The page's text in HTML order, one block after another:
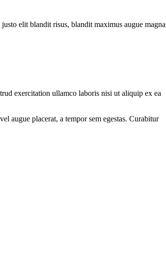
elit blandit risus, blandit maximus augue magna
exercitation ullamco laboris nisi ut aliquip ex ea
augue placerat, a tempor sem egestas. Curabitur